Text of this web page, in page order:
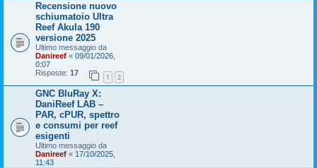
Recensione nuovo
schiumatoio Ultra
Reef Akula 190
versione 2025
Ultimo messaggio da
Danireef « 09/01/2026,
0:07
Risposte: 17 1 2
GNC BluRay X:
DaniReef LAB –
PAR, cPUR, spettro
e consumi per reef
esigenti
Ultimo messaggio da
Danireef « 17/10/2025,
11:43